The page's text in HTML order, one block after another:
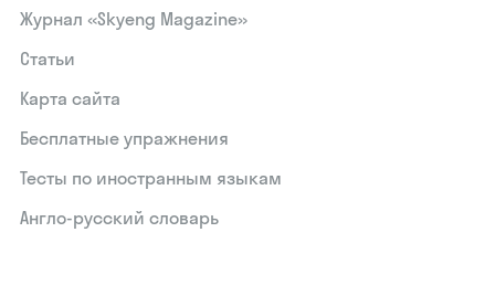
Журнал «Skyeng Magazine»
Статьи
Карта сайта
Бесплатные упражнения
Тесты по иностранным языкам
Англо-русский словарь